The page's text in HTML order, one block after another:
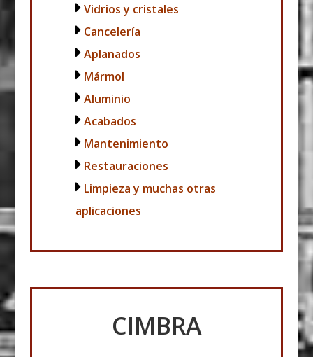
Vidrios y cristales
Cancelería
Aplanados
Mármol
Aluminio
Acabados
Mantenimiento
Restauraciones
Limpieza y muchas otras
aplicaciones
CIMBRA